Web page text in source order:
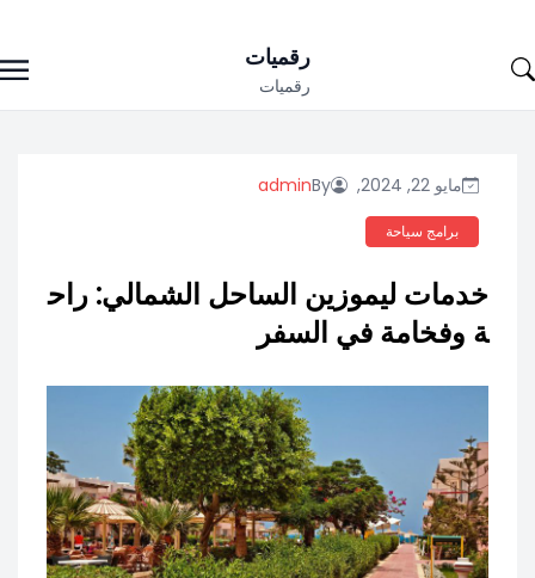
to
رقميات
رقميات
مايو 22, 2024, By
admin
برامج سياحة
خدمات ليموزين الساحل الشمالي: راح
ة وفخامة في السفر